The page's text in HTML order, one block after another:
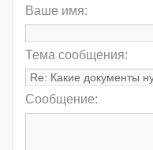
Ваше имя:
Тема сообщения:
Сообщение: